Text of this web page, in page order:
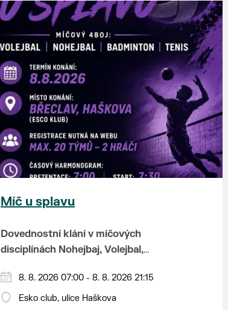
Míč u splavu
Dovednostní klání v míčových
disciplínách Nohejbaj, Volejbal,
Zúčastnit se může max. 20
dvojčlenných týmů - každý tým si
8. 8. 2026 07:00 - 8. 8. 2026 21:15
Esko club, ulice Haškova